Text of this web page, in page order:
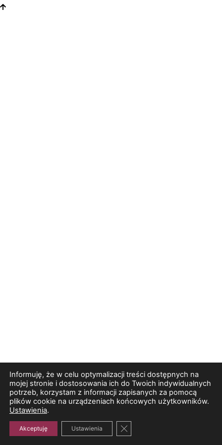
Informuję, że w celu optymalizacji treści dostępnych na
mojej stronie i dostosowania ich do Twoich indywidualnych
potrzeb, korzystam z informacji zapisanych za pomocą
plików cookie na urządzeniach końcowych użytkowników.
Ustawienia.
Akceptuję Ustawienia Zamknij panel powiadomień